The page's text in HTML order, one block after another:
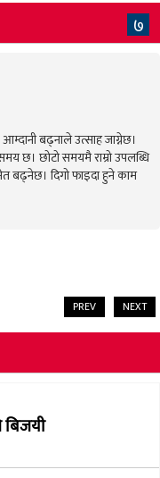
७
बढ्नाले उत्साह जाग्नेछ।
छ। छोटो समयमै राम्रो उपलब्धि
बढ्नेछ। दिगो फाइदा हुने काम
PREV NEXT
बिजयी